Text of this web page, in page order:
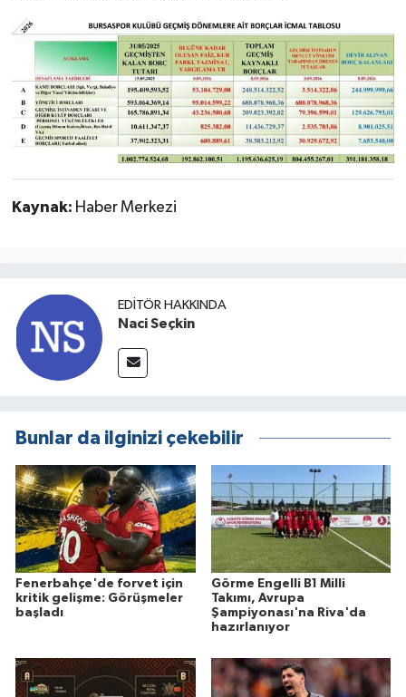
Kaynak: Haber Merkezi
EDITÖR HAKKINDA
Naci Seçkin
Bunlar da ilginizi çekebilir
Fenerbahçe'de forvet için
kritik gelişme: Görüşmeler
başladı
Görme Engelli B1 Milli
Takımı, Avrupa
Şampiyonası'na Riva'da
hazırlanıyor